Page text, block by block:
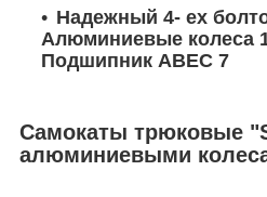
Надежный 4- ех
Алюминиевые колеса
Подшипник ABEC 7
Самокаты трюковые
алюминиевыми